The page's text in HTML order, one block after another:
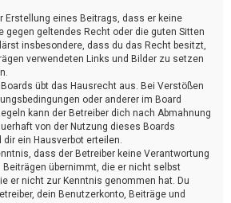
Erstellung eines Beitrags, dass er keine
gegen geltendes Recht oder die guten Sitten
insbesondere, dass du das Recht besitzt,
verwendeten Links und Bilder zu setzen
übt das Hausrecht aus. Bei Verstößen
oder anderer im Board
kann der Betreiber dich nach Abmahnung
von der Nutzung dieses Boards
ein Hausverbot erteilen.
dass der Betreiber keine Verantwortung
Beiträgen übernimmt, die er nicht selbst
er nicht zur Kenntnis genommen hat. Du
dein Benutzerkonto, Beiträge und